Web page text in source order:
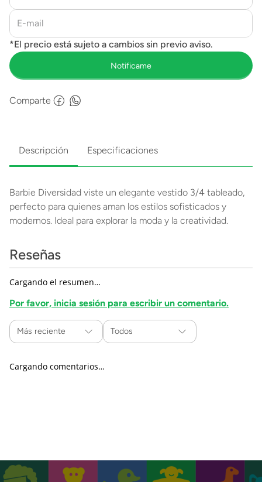
Comparte
Descripción Especificaciones
Barbie Diversidad viste un elegante vestido 3/4 tableado,
perfecto para quienes aman los estilos sofisticados y
modernos. Ideal para explorar la moda y la creatividad.
Reseñas
Cargando el resumen…
Por favor, inicia sesión para escribir un comentario.
Más reciente Todos
Cargando comentarios…